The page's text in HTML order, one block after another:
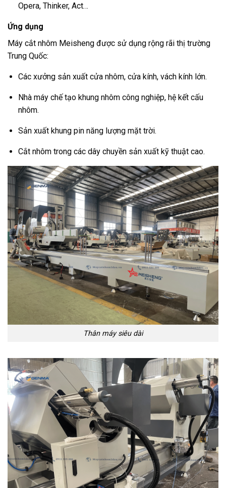
Opera, Thinker, Act…
Ứng dụng
Máy cắt nhôm Meisheng được sử dụng rộng rãi thị trường
Trung Quốc:
Các xưởng sản xuất cửa nhôm, cửa kính, vách kính lớn.
Nhà máy chế tạo khung nhôm công nghiệp, hệ kết cấu
nhôm.
Sản xuất khung pin năng lượng mặt trời.
Cắt nhôm trong các dây chuyền sản xuất kỹ thuật cao.
Thân máy siêu dài